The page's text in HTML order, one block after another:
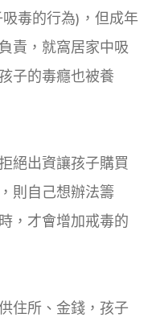
毒的行為)，但成年
責，就窩居家中吸
子的毒癮也被養
絕出資讓孩子購買
則自己想辦法籌
，才會增加戒毒的
住所、金錢，孩子